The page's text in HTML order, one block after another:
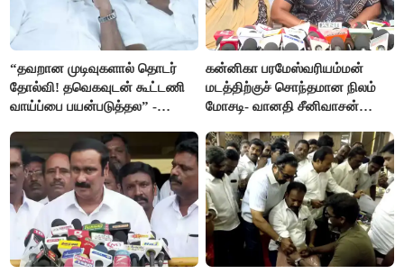
“தவறான முடிவுகளால் தொடர்
தோல்வி! தவெகவுடன் கூட்டணி
வாய்ப்பை பயன்படுத்தல” -
கன்னிகா பரமேஸ்வரியம்மன்
மடத்திற்குச் சொந்தமான நிலம்
மோசடி- வானதி சீனிவாசன்